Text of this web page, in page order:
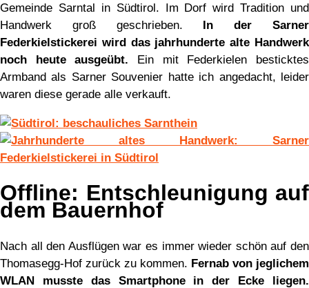
Gemeinde Sarntal in Südtirol. Im Dorf wird Tradition und
Handwerk groß geschrieben. In der Sarner
Federkielstickerei wird das jahrhunderte alte Handwerk
noch heute ausgeübt. Ein mit Federkielen besticktes
Armband als Sarner Souvenier hatte ich angedacht, leider
waren diese gerade alle verkauft.
Offline: Entschleunigung auf
dem Bauernhof
Nach all den Ausflügen war es immer wieder schön auf den
Thomasegg-Hof zurück zu kommen. Fernab von jeglichem
WLAN musste das Smartphone in der Ecke liegen.